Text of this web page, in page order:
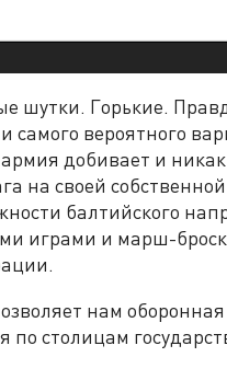
шутки. Горькие.
самого вероятного
добивает и никак
на своей
балтийского
играми и марш-
нам
по столицам